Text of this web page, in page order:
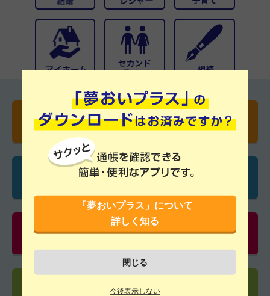
「夢おいプラス」について
詳しく知る
閉じる
今後表示しない
その他の【重要なお知らせ】はこちらをご覧ください
かりる
ふやす・そなえる